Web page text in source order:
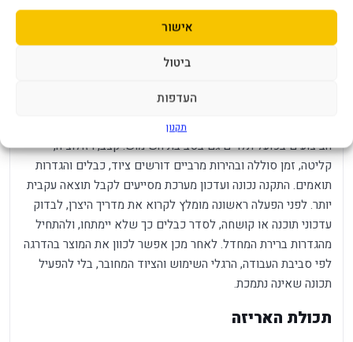
אישור
ביטול
העדפות
תקנון
QHD. ‏120Hz תלויים במקור ובכבל בנוסף, מומלץ לבדוק את מספר
לשווק גרסאות אזוריות דומות בשם, אך עם מחבר, אביזרים או
הביצועים בפועל תלויים גם בסביבת השימוש. קצב, רזולוציה,
קליטה, זמן סוללה ובהירות מרביים דורשים ציוד, כבלים והגדרות
תואמים. התקנה נכונה ועדכון מערכת מסייעים לקבל תוצאה עקבית
יותר. לפני הפעלה ראשונה מומלץ לקרוא את מדריך היצרן, לבדוק
עדכוני תוכנה או קושחה, לסדר כבלים כך שלא יימתחו, ולהתחיל
מהגדרות ברירת המחדל. לאחר מכן אפשר לכוון את המוצר בהדרגה
לפי סביבת העבודה, הרגלי השימוש והציוד המחובר, בלי להפעיל
תכונה שאינה נתמכת.
תכולת האריזה